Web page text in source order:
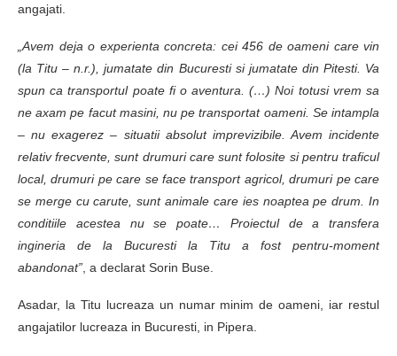
angajati.
„Avem deja o experienta concreta: cei 456 de oameni care vin
(la Titu – n.r.), jumatate din Bucuresti si jumatate din Pitesti. Va
spun ca transportul poate fi o aventura. (…) Noi totusi vrem sa
ne axam pe facut masini, nu pe transportat oameni. Se intampla
– nu exagerez – situatii absolut imprevizibile. Avem incidente
relativ frecvente, sunt drumuri care sunt folosite si pentru traficul
local, drumuri pe care se face transport agricol, drumuri pe care
se merge cu carute, sunt animale care ies noaptea pe drum. In
conditiile acestea nu se poate… Proiectul de a transfera
ingineria de la Bucuresti la Titu a fost pentru-moment
abandonat” , a declarat Sorin Buse.
Asadar, la Titu lucreaza un numar minim de oameni, iar restul
angajatilor lucreaza in Bucuresti, in Pipera.